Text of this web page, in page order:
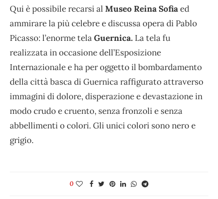
Qui è possibile recarsi al Museo Reina Sofiaed
ammirare la più celebre e discussa opera di Pablo
Picasso: l’enorme telaGuernica. La tela fu
realizzata in occasione dell’Esposizione
Internazionale e ha per oggetto il bombardamento
della città basca di Guernica raffigurato attraverso
immagini di dolore, disperazione e devastazione in
modo crudo e cruento, senza fronzoli e senza
abbellimenti o colori. Gli unici colori sono nero e
grigio.
0